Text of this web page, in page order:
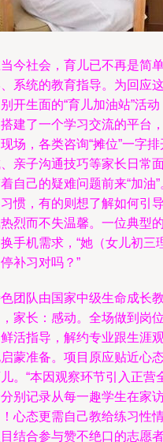
今社会，育儿已不再是简
系统的教育指导。为回应
开生面的“育儿加油站”活
建了一个学习交流的平台
场，各类咨询“摊位”一字
亲子沟通技巧等家长日常
自己的疑难问题前来“加油
惯，有的则想了解如何引
烈而不失温馨。一位典型
手机需求，“她（女儿初
补习对吗？”
团队由国家中级生命成长
家长：感动。全场做到岗
活指导，解约专业跟生涯
蒙准备。项目原应贴近心
。“本因观察环节引入正营
别记录从每一趣学生在家
心态更需自己教给练习性
结合参与赞不绝口的志愿